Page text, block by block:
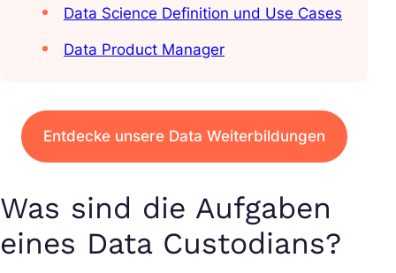
Data Science Definition und Use Cases
Data Product Manager
Entdecke unsere Data Weiterbildungen
Was sind die Aufgaben
eines Data Custodians?